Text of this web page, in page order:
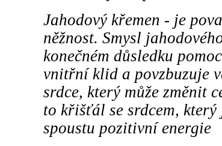
Jahodový křemen - je
něžnost. Smysl
konečném důsledku
vnitřní klid a povzbuzuje
srdce, který může změnit
to křišťál se srdcem,
spoustu pozitivní energie